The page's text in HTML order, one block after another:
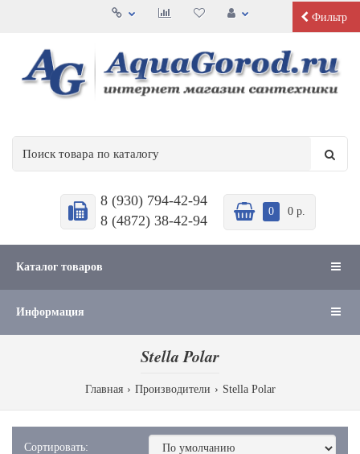
Фильтр
8 (930) 794-42-94
8 (4872) 38-42-94
0 0 р.
Каталог товаров
Информация
Stella Polar
Главная Производители Stella Polar
Сортировать: